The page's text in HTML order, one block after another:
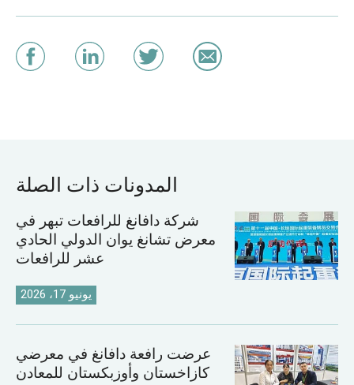
المدونات ذات الصلة
شركة دافانغ للرافعات تبهر في
معرض تشانغ يوان الدولي الحادي
عشر للرافعات
يونيو 17، 2026
عرضت رافعة دافانغ في معرضي
كازاخستان وأوزبكستان للمعادن